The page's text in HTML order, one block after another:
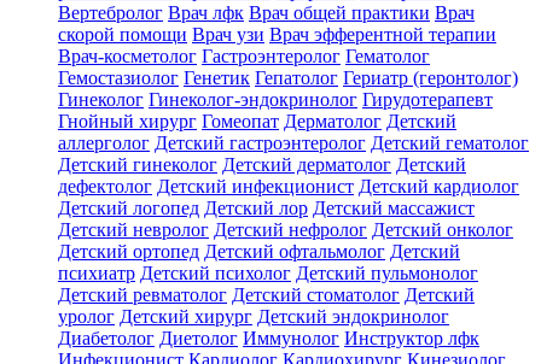
Вертебролог Врач лфк Врач общей практики Врач
скорой помощи Врач узи Врач эфферентной терапии
Врач-косметолог Гастроэнтеролог Гематолог
Гемостазиолог Генетик Гепатолог Гериатр (геронтолог)
Гинеколог Гинеколог-эндокринолог Гирудотерапевт
Гнойный хирург Гомеопат Дерматолог Детский
аллерголог Детский гастроэнтеролог Детский гематолог
Детский гинеколог Детский дерматолог Детский
дефектолог Детский инфекционист Детский кардиолог
Детский логопед Детский лор Детский массажист
Детский невролог Детский нефролог Детский онколог
Детский ортопед Детский офтальмолог Детский
психиатр Детский психолог Детский пульмонолог
Детский ревматолог Детский стоматолог Детский
уролог Детский хирург Детский эндокринолог
Диабетолог Диетолог Иммунолог Инструктор лфк
Инфекционист Кардиолог Кардиохирург Кинезиолог